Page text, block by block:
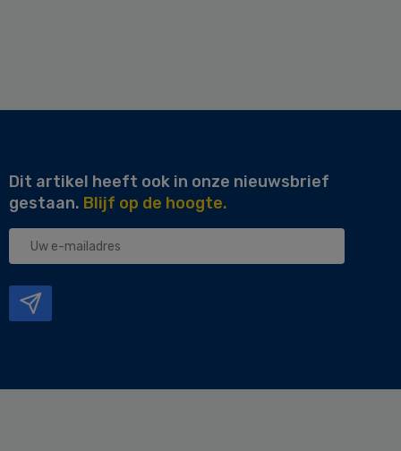
Dit artikel heeft ook in onze nieuwsbrief
gestaan. Blijf op de hoogte.
Uw